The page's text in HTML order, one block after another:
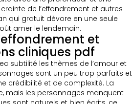
crainte de l’effondrement et autres
qui gratuit dévore en une seule
amer le lendemain.
et
cliniques pdf
subtilité les thèmes de l’amour et
sont un peu trop parfaits et
crédibilité et de complexité. La
mais les personnages manquent